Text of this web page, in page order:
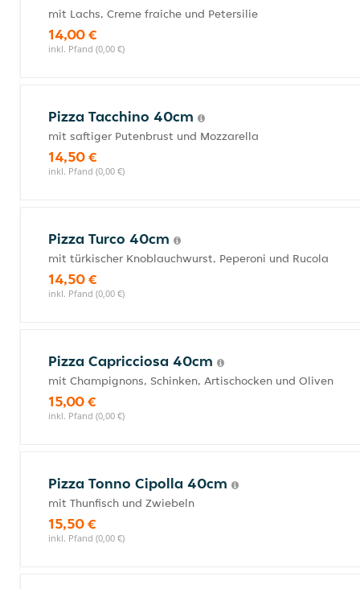
mit Lachs, Creme fraiche und Petersilie
14,00 €
inkl. Pfand (0,00 €)
Pizza Tacchino 40cm
mit saftiger Putenbrust und Mozzarella
14,50 €
inkl. Pfand (0,00 €)
Pizza Turco 40cm
mit türkischer Knoblauchwurst, Peperoni und Rucola
14,50 €
inkl. Pfand (0,00 €)
Pizza Capricciosa 40cm
mit Champignons, Schinken, Artischocken und Oliven
15,00 €
inkl. Pfand (0,00 €)
Pizza Tonno Cipolla 40cm
mit Thunfisch und Zwiebeln
15,50 €
inkl. Pfand (0,00 €)